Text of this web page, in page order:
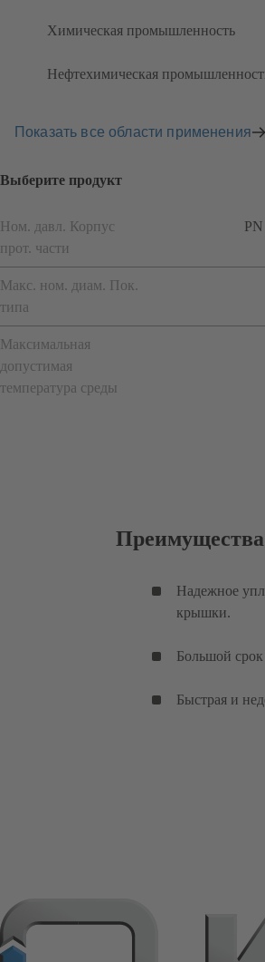
Химическая промышленность
Нефтехимическая
Показать все области применения
Выберите продукт
Ном. давл. Корпус
прот. части
Макс. ном. диам. Пок.
типа
Максимальная
допустимая
температура среды
Надежное
крышки.
Большой
Быстрая и